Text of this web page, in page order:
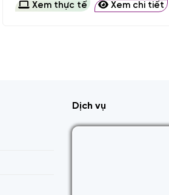
Xem thực tế Xem chi tiết
Dịch vụ